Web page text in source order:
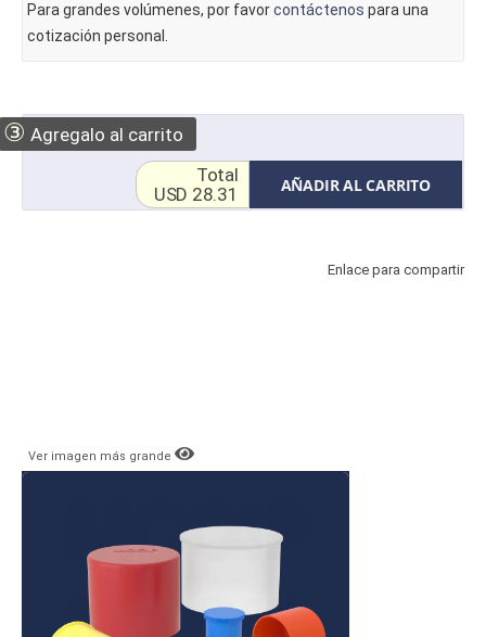
Para grandes volúmenes, por favorcontáctenos para una
cotización personal.
③ Agregalo al carrito
AÑADIR AL CARRITO
Total
USD 28.31
Enlace para compartir
Ver imagen más grande